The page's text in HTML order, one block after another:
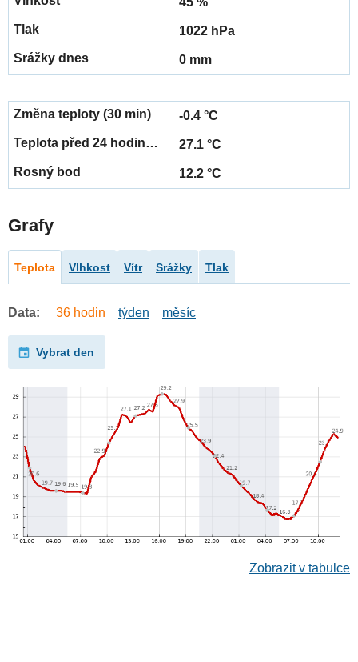
1022 hPa
0 mm
-0.4 °C
27.1 °C
12.2 °C
Grafy
Teplota Vlhkost Vítr Srážky Tlak
Data: 36 hodin týden měsíc
Vybrat den
Zobrazit v tabulce